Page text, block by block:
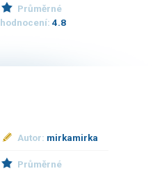
Průměrné
hodnocení:4.8
Autor: mirkamirka
Průměrné